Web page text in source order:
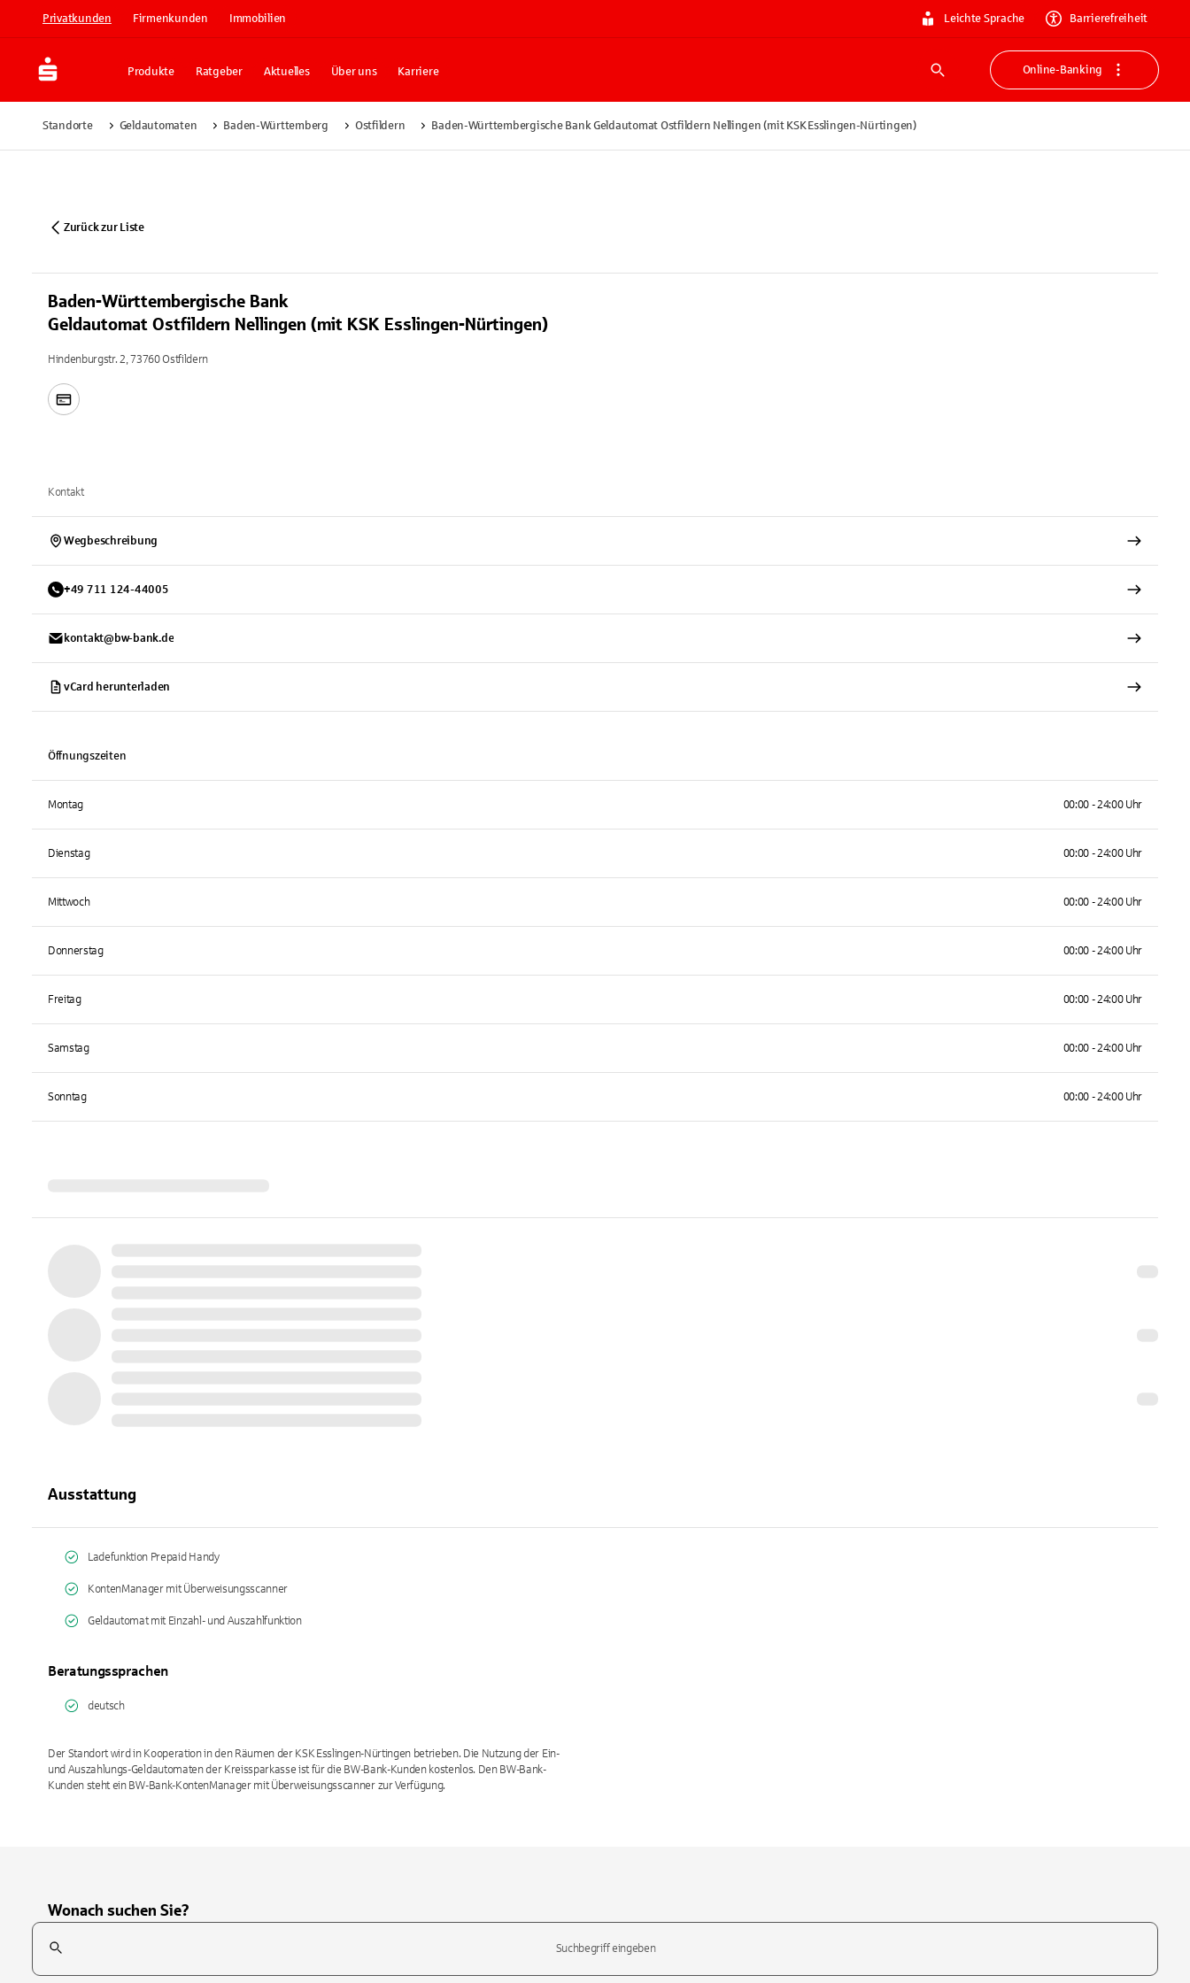
Privatkunden Firmenkunden Immobilien Leichte Sprache Barrierefreiheit
Produkte Ratgeber Aktuelles Über uns Karriere
Suche
Online-Banking
Standorte Geldautomaten Baden-Württemberg Ostfildern Baden-Württembergische Bank Geldautomat Ostfildern Nellingen (mit KSK Esslingen-Nürtingen)
Zurück zur Liste
Baden-Württembergische Bank
Geldautomat Ostfildern Nellingen (mit KSK Esslingen-Nürtingen)
Hindenburgstr. 2, 73760 Ostfildern
Kontakt
Wegbeschreibung
+49 711 124-44005
kontakt@bw-bank.de
vCard herunterladen
Öffnungszeiten
Montag 00:00 - 24:00 Uhr
Dienstag 00:00 - 24:00 Uhr
Mittwoch 00:00 - 24:00 Uhr
Donnerstag 00:00 - 24:00 Uhr
Freitag 00:00 - 24:00 Uhr
Samstag 00:00 - 24:00 Uhr
Sonntag 00:00 - 24:00 Uhr
Ausstattung
Ladefunktion Prepaid Handy
KontenManager mit Überweisungsscanner
Geldautomat mit Einzahl- und Auszahlfunktion
Beratungssprachen
deutsch
Der Standort wird in Kooperation in den Räumen der KSK Esslingen-Nürtingen betrieben. Die Nutzung der Ein-
und Auszahlungs-Geldautomaten der Kreissparkasse ist für die BW-Bank-Kunden kostenlos. Den BW-Bank-
Kunden steht ein BW-Bank-KontenManager mit Überweisungsscanner zur Verfügung.
Wonach suchen Sie?
Suchfeld